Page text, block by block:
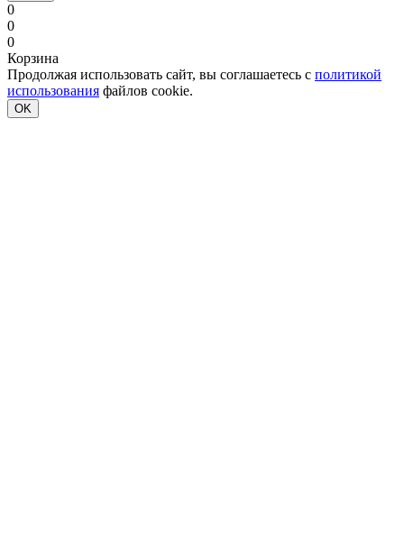
0
0
0
Корзина
Продолжая использовать сайт, вы соглашаетесь с политикой
использования файлов cookie.
OK